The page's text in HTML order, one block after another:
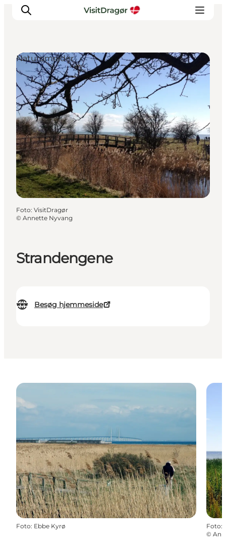
Oplev
Kultur & Historie
Byliv & Mad
Natur & Friluftsliv
For børn
Praktisk
Strandengene
Besøg hjemmeside
Naturområder
Foto: VisitDragør
© Annette Nyvang
Foto: Ebbe Kyrø Foto:
©